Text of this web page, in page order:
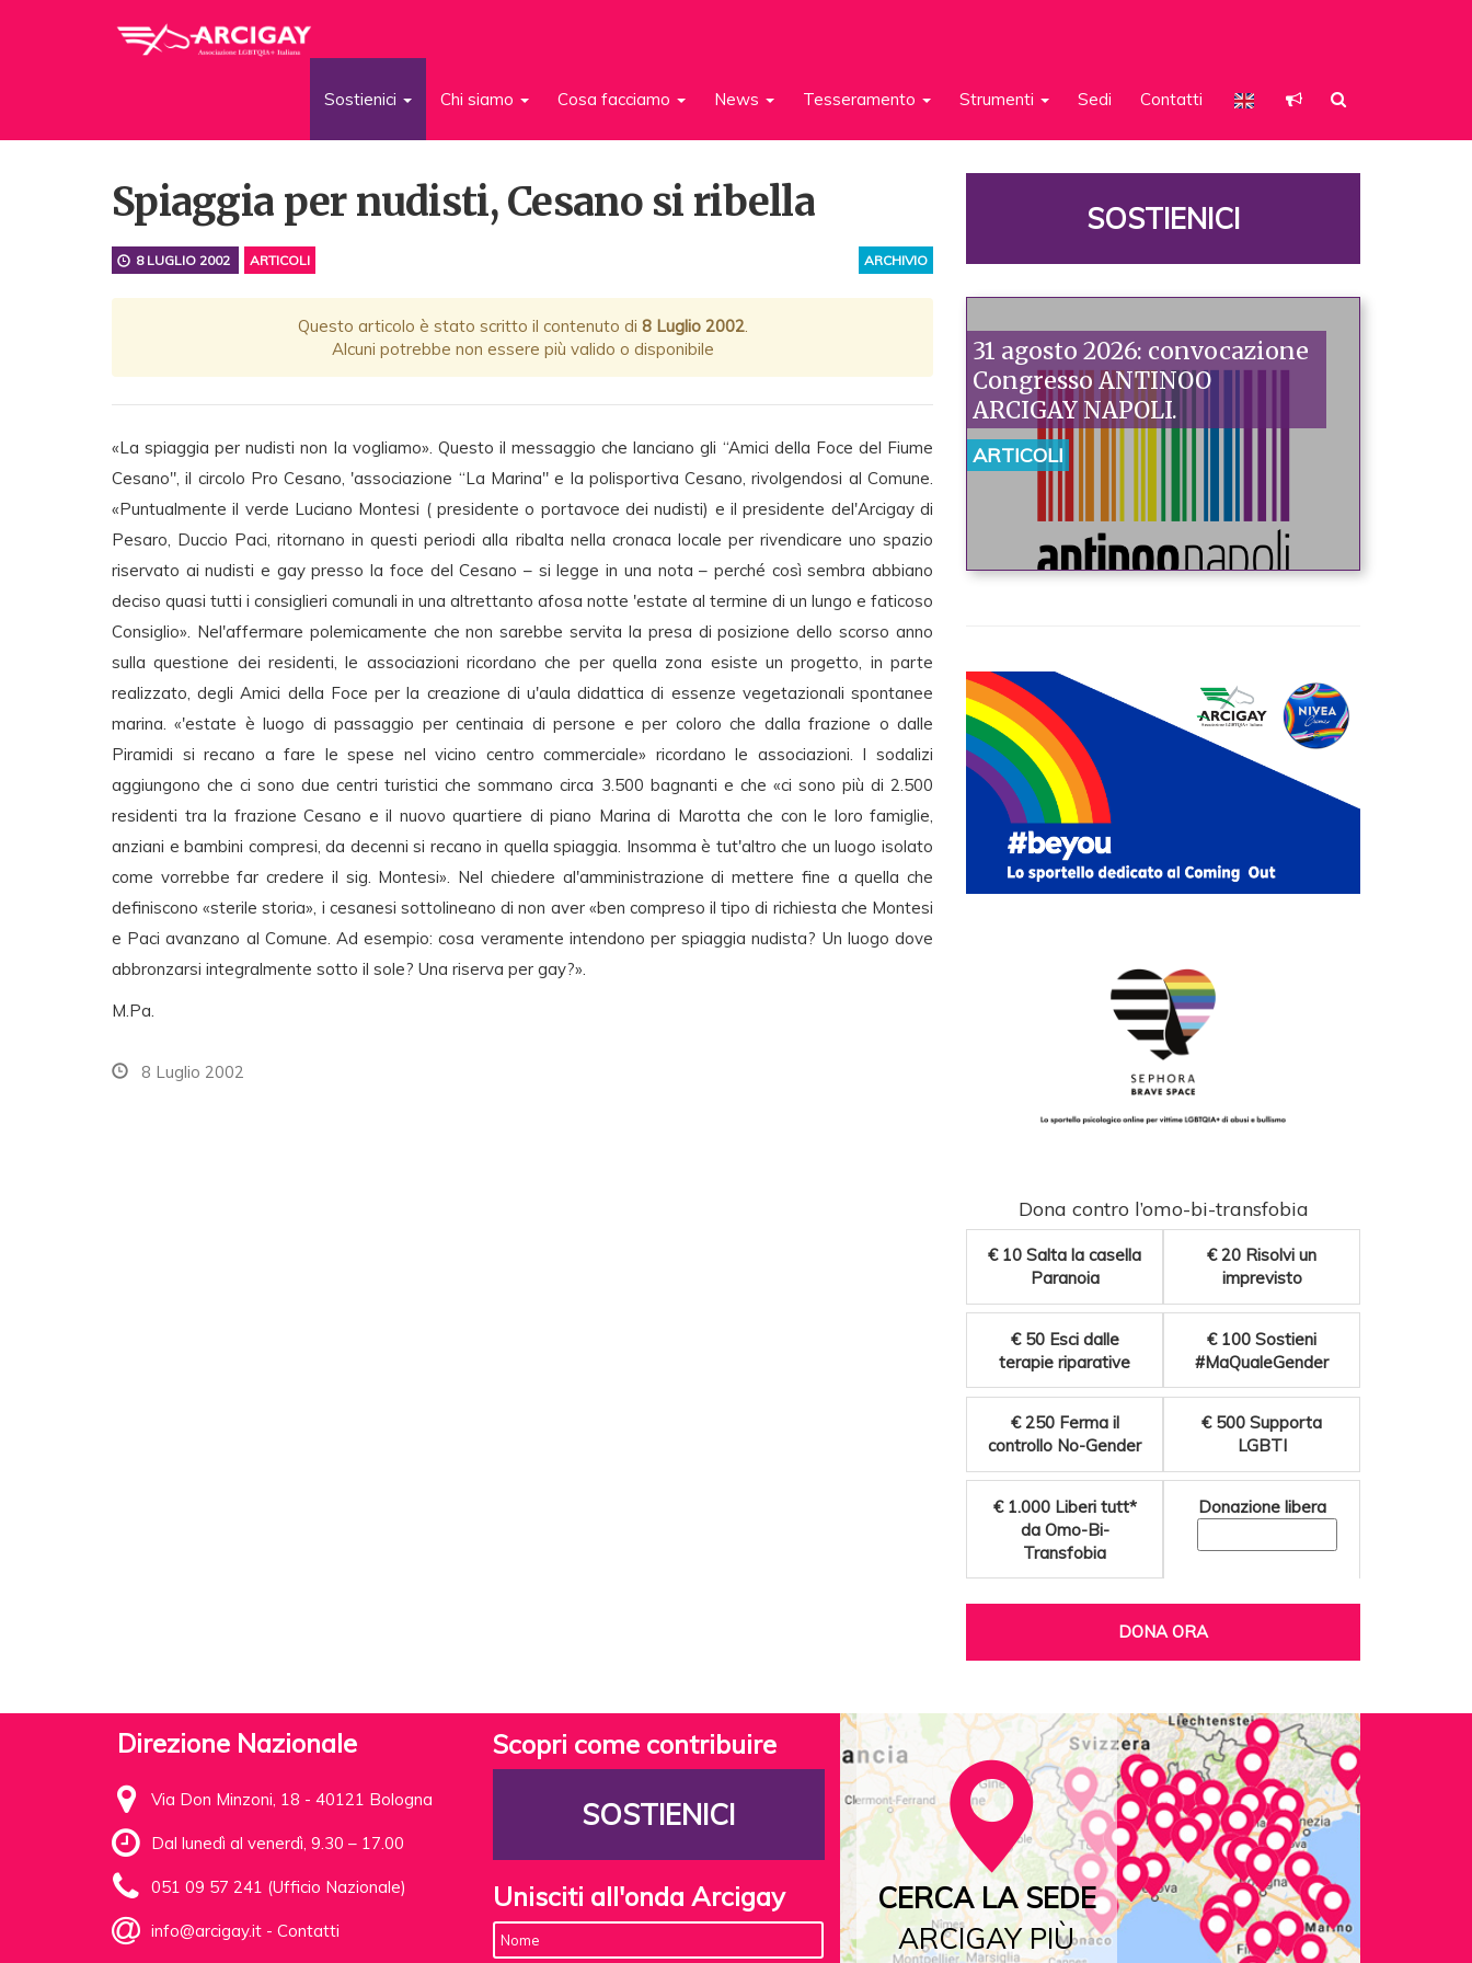
Sostienici Chi siamo Cosa facciamo News Tesseramento Strumenti Sedi Contatti
Spiaggia per nudisti, Cesano si ribella
ARCHIVIO
8 LUGLIO 2002 ARTICOLI
Questo articolo è stato scritto il contenuto di 8 Luglio 2002.
Alcuni potrebbe non essere più valido o disponibile
«La spiaggia per nudisti non la vogliamo». Questo il messaggio che lanciano gli “Amici della Foce del Fiume
Cesano", il circolo Pro Cesano, 'associazione “La Marina" e la polisportiva Cesano, rivolgendosi al Comune.
«Puntualmente il verde Luciano Montesi ( presidente o portavoce dei nudisti) e il presidente del'Arcigay di
Pesaro, Duccio Paci, ritornano in questi periodi alla ribalta nella cronaca locale per rivendicare uno spazio
riservato ai nudisti e gay presso la foce del Cesano – si legge in una nota – perché così sembra abbiano
deciso quasi tutti i consiglieri comunali in una altrettanto afosa notte 'estate al termine di un lungo e faticoso
Consiglio». Nel'affermare polemicamente che non sarebbe servita la presa di posizione dello scorso anno
sulla questione dei residenti, le associazioni ricordano che per quella zona esiste un progetto, in parte
realizzato, degli Amici della Foce per la creazione di u'aula didattica di essenze vegetazionali spontanee
marina. «'estate è luogo di passaggio per centinaia di persone e per coloro che dalla frazione o dalle
Piramidi si recano a fare le spese nel vicino centro commerciale» ricordano le associazioni. I sodalizi
aggiungono che ci sono due centri turistici che sommano circa 3.500 bagnanti e che «ci sono più di 2.500
residenti tra la frazione Cesano e il nuovo quartiere di piano Marina di Marotta che con le loro famiglie,
anziani e bambini compresi, da decenni si recano in quella spiaggia. Insomma è tut'altro che un luogo isolato
come vorrebbe far credere il sig. Montesi». Nel chiedere al'amministrazione di mettere fine a quella che
definiscono «sterile storia», i cesanesi sottolineano di non aver «ben compreso il tipo di richiesta che Montesi
e Paci avanzano al Comune. Ad esempio: cosa veramente intendono per spiaggia nudista? Un luogo dove
abbronzarsi integralmente sotto il sole? Una riserva per gay?».
M.Pa.
8 Luglio 2002
SOSTIENICI
31 agosto 2026: convocazione
Congresso ANTINOO
ARCIGAY NAPOLI.
ARTICOLI
Dona contro l’omo-bi-transfobia
€ 10 Salta la casella
Paranoia
€ 20 Risolvi un
imprevisto
€ 50 Esci dalle
terapie riparative
€ 100 Sostieni
#MaQualeGender
€ 250 Ferma il
controllo No-Gender
€ 500 Supporta
LGBTI
€ 1.000 Liberi tutt*
da Omo-Bi-
Transfobia
Donazione libera
DONA ORA
Direzione Nazionale
Via Don Minzoni, 18 - 40121 Bologna
Dal lunedì al venerdì, 9.30 – 17.00
051 09 57 241 (Ufficio Nazionale)
info@arcigay.it - Contatti
Scopri come contribuire
SOSTIENICI
Unisciti all'onda Arcigay
CERCA LA SEDE
ARCIGAY PIÙ